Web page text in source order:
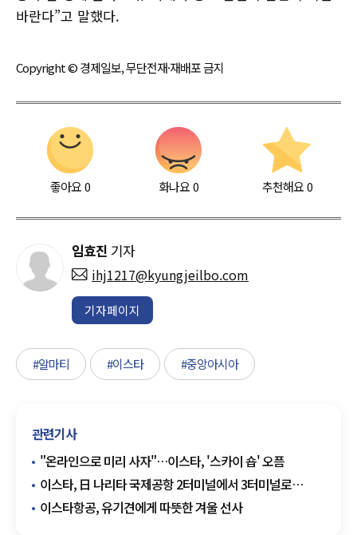
바란다”고 말했다.
Copyright © 경제일보, 무단전재·재배포 금지
좋아요0 화나요0 추천해요 0
임효진 기자
ihj1217@kyungjeilbo.com
기자페이지
#알마티 #이스타 #중앙아시아
관련기사
"온라인으로 미리 사자"…이스타, '스카이 숍' 오픔
이스타, 日 나리타 국제공항 2터미널에서 3터미널로
변경…"세금절약 가능"
이스타항공, 유기견에게 따뜻한 겨울 선사